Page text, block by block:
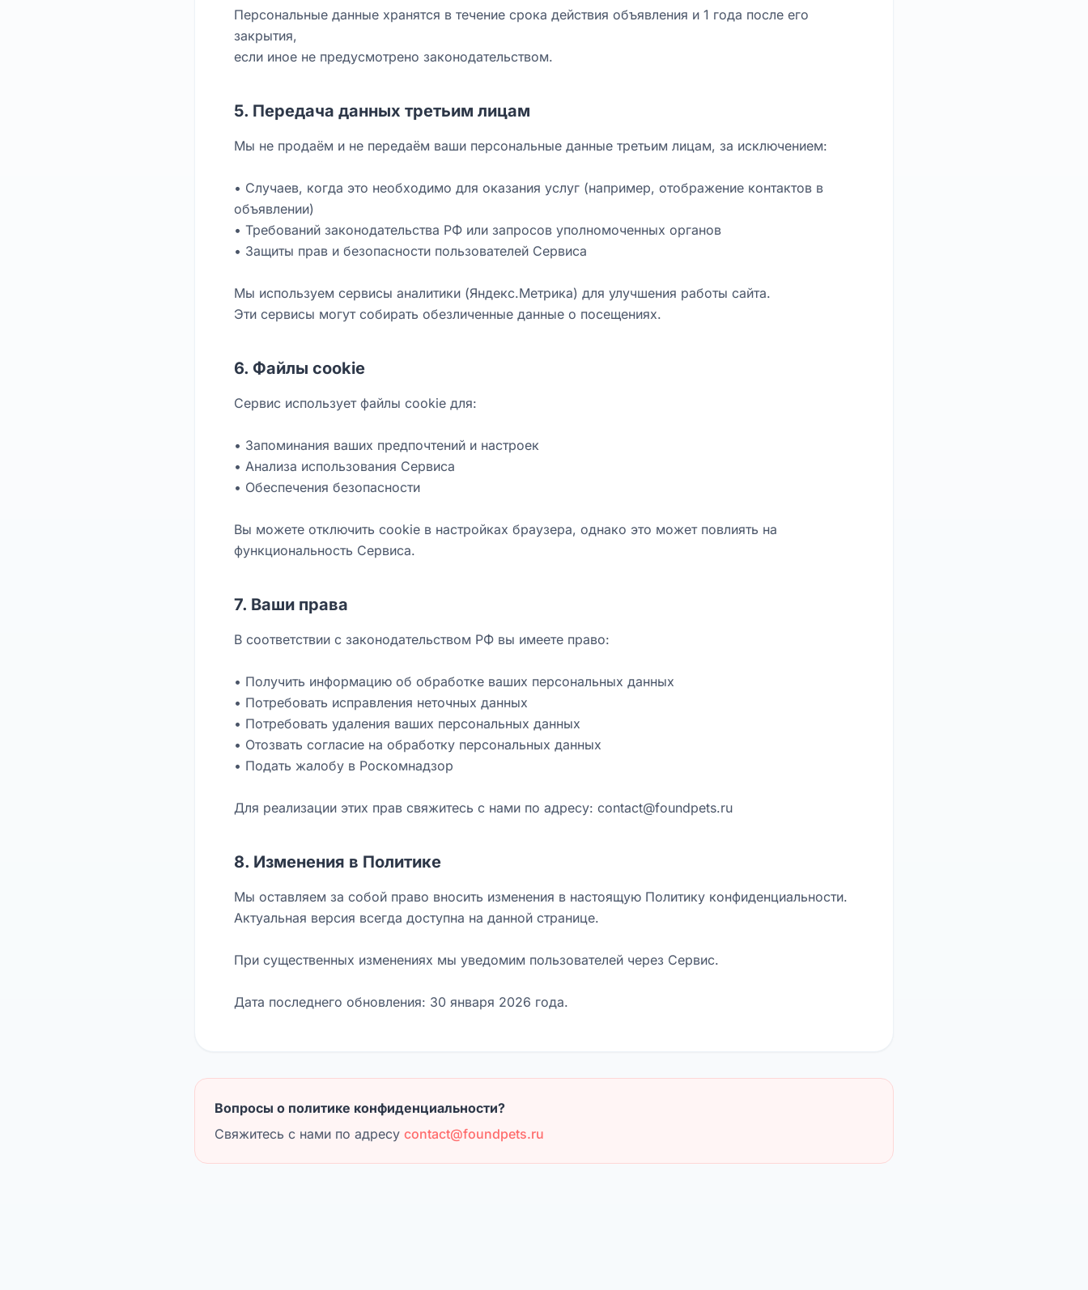
Персональные данные хранятся в течение срока действия объявления и 1 года после его
закрытия,
если иное не предусмотрено законодательством.
5. Передача данных третьим лицам
Мы не продаём и не передаём ваши персональные данные третьим лицам, за исключением:
• Случаев, когда это необходимо для оказания услуг (например, отображение контактов в
объявлении)
• Требований законодательства РФ или запросов уполномоченных органов
• Защиты прав и безопасности пользователей Сервиса
Мы используем сервисы аналитики (Яндекс.Метрика) для улучшения работы сайта.
Эти сервисы могут собирать обезличенные данные о посещениях.
6. Файлы cookie
Сервис использует файлы cookie для:
• Запоминания ваших предпочтений и настроек
• Анализа использования Сервиса
• Обеспечения безопасности
Вы можете отключить cookie в настройках браузера, однако это может повлиять на
функциональность Сервиса.
7. Ваши права
В соответствии с законодательством РФ вы имеете право:
• Получить информацию об обработке ваших персональных данных
• Потребовать исправления неточных данных
• Потребовать удаления ваших персональных данных
• Отозвать согласие на обработку персональных данных
• Подать жалобу в Роскомнадзор
Для реализации этих прав свяжитесь с нами по адресу: contact@foundpets.ru
8. Изменения в Политике
Мы оставляем за собой право вносить изменения в настоящую Политику конфиденциальности.
Актуальная версия всегда доступна на данной странице.
При существенных изменениях мы уведомим пользователей через Сервис.
Дата последнего обновления: 30 января 2026 года.
Вопросы о политике конфиденциальности?
Свяжитесь с нами по адресу contact@foundpets.ru